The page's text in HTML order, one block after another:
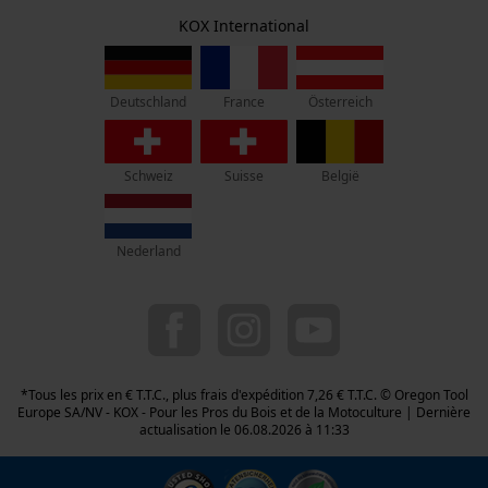
Rue Emile Francqui 11
1435 Mont-Saint-Guibert
Pas de magasin !
Adresse de retour:
Oregon Tool GmbH
Beim Erlenwäldchen 14/2
71522 Backnang
KOX International
Deutschland France Österreich
Schweiz Suisse België
Nederland
*Tous les prix en € T.T.C., plus frais d'expédition 7,26 € T.T.C. © Oregon Tool
Europe SA/NV - KOX - Pour les Pros du Bois et de la Motoculture | Dernière
actualisation le 06.08.2026 à 11:33
Survicate